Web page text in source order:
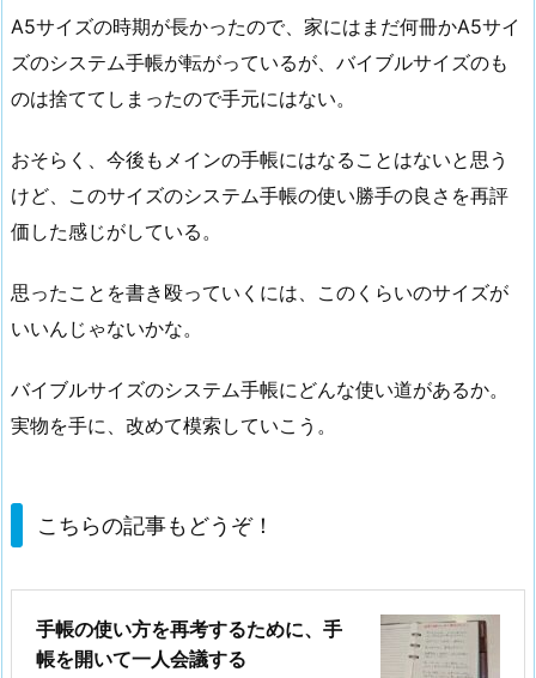
A5サイズの時期が長かったので、家にはまだ何冊かA5サイ
ズのシステム手帳が転がっているが、バイブルサイズのも
のは捨ててしまったので手元にはない。
おそらく、今後もメインの手帳にはなることはないと思う
けど、このサイズのシステム手帳の使い勝手の良さを再評
価した感じがしている。
思ったことを書き殴っていくには、このくらいのサイズが
いいんじゃないかな。
バイブルサイズのシステム手帳にどんな使い道があるか。
実物を手に、改めて模索していこう。
こちらの記事もどうぞ！
手帳の使い方を再考するために、手
帳を開いて一人会議する